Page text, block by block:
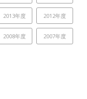
2013年度 2012年度
2008年度 2007年度